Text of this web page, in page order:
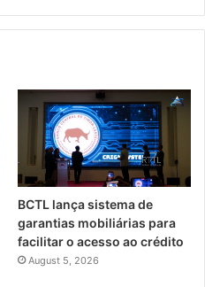
BCTL lança sistema de
garantias mobiliárias para
facilitar o acesso ao crédito
August 5, 2026